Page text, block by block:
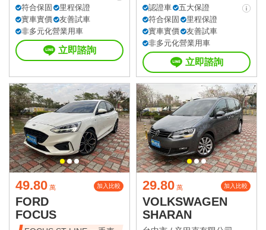
符合保固
里程保證
實車實價
友善試車
非多元化營業用車
立即諮詢
認證車
五大保證
符合保固
里程保證
實車實價
友善試車
非多元化營業用車
立即諮詢
49.80 萬 加入比較
FORD
FOCUS
29.80 萬 加入比較
VOLKSWAGEN
SHARAN